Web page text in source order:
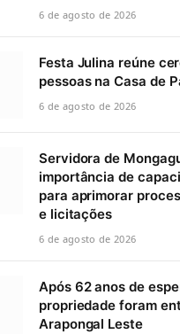
6 de agosto de 2026
Festa Julina reúne
pessoas na Casa de
6 de agosto de 2026
Servidora de
importância de
para aprimorar
e licitações
6 de agosto de 2026
Após 62 anos de
propriedade foram
Arapongal Leste